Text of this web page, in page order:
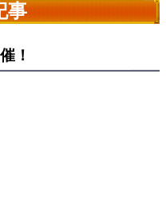
事
！